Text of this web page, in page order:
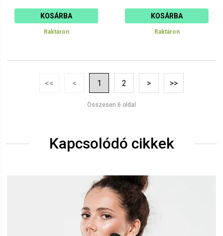
KOSÁRBA
Raktáron
KOSÁRBA
Raktáron
<< < 1 2 > >>
Összesen 6 oldal
Kapcsolódó cikkek